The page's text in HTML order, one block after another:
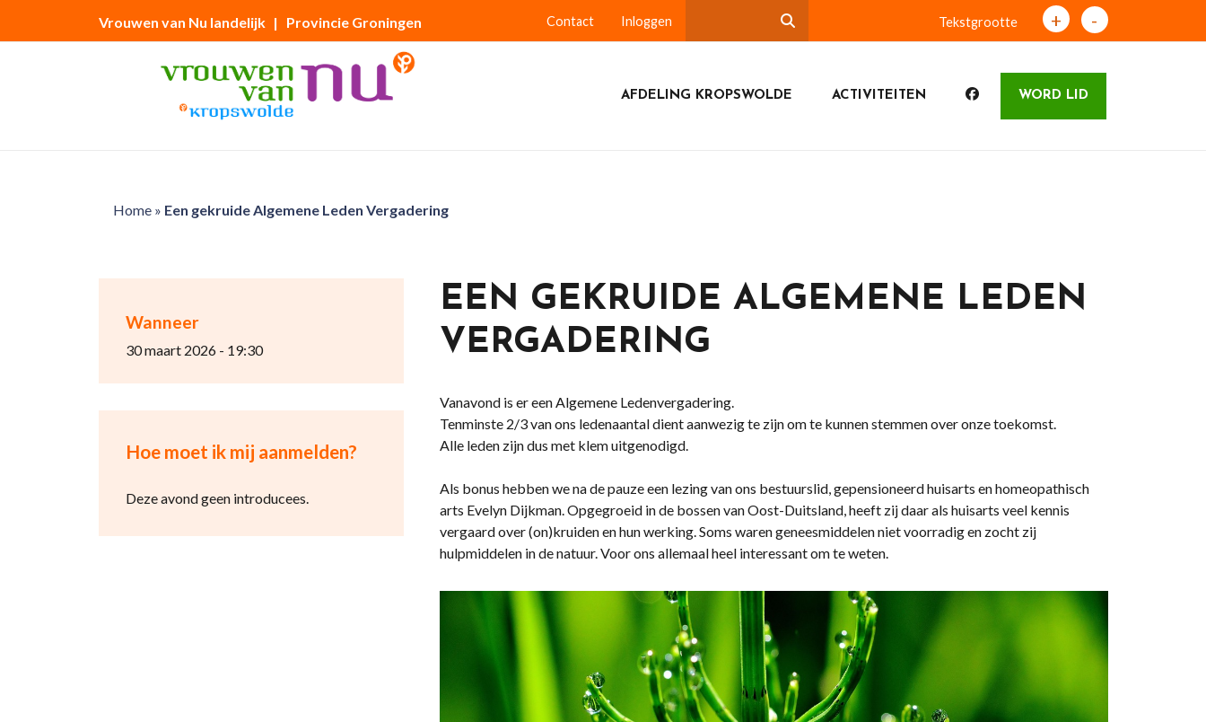
Vrouwen van Nu landelijk | Provincie Groningen Contact Inloggen Tekstgrootte + -
AFDELING KROPSWOLDE ACTIVITEITEN WORD LID
Home» Een gekruide Algemene Leden Vergadering
Wanneer
30 maart 2026 - 19:30
Hoe moet ik mij aanmelden?
Deze avond geen introducees.
EEN GEKRUIDE ALGEMENE LEDEN
VERGADERING
Vanavond is er een Algemene Ledenvergadering.
Tenminste 2/3 van ons ledenaantal dient aanwezig te zijn om te kunnen stemmen over onze toekomst.
Alle leden zijn dus met klem uitgenodigd.
Als bonus hebben we na de pauze een lezing van ons bestuurslid, gepensioneerd huisarts en homeopathisch
arts Evelyn Dijkman. Opgegroeid in de bossen van Oost-Duitsland, heeft zij daar als huisarts veel kennis
vergaard over (on)kruiden en hun werking. Soms waren geneesmiddelen niet voorradig en zocht zij
hulpmiddelen in de natuur. Voor ons allemaal heel interessant om te weten.